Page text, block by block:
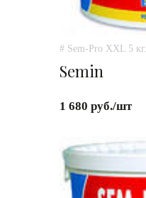
# Sem-Pro XXL 5 кг.
Semin
1 680 руб./шт